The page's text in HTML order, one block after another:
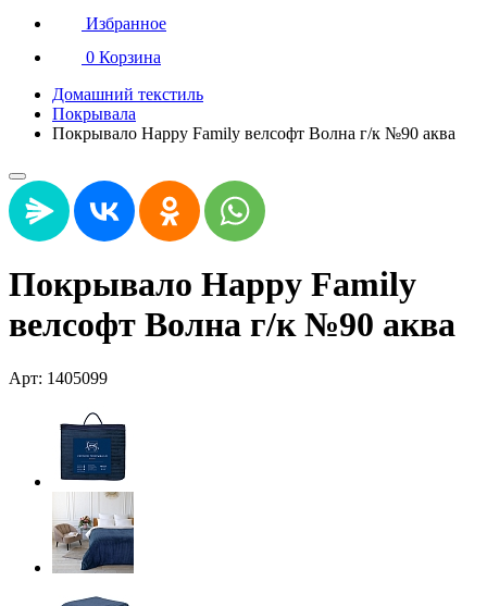
Избранное
0 Корзина
Домашний текстиль
Покрывала
Покрывало Happy Family велсофт Волна г/к №90 аква
Покрывало Happy Family
велсофт Волна г/к №90 аква
Арт: 1405099